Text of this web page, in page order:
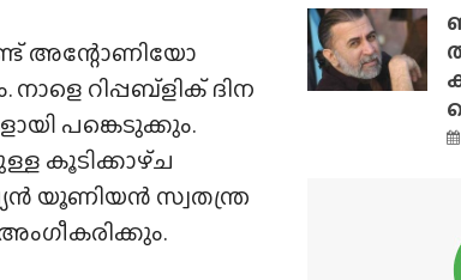
അന്റോണിയോ
റിപ്പബ്ളിക് ദിന
പങ്കെടുക്കും.
കൂടിക്കാഴ്‌ച
യൂണിയൻ സ്വതന്ത്ര